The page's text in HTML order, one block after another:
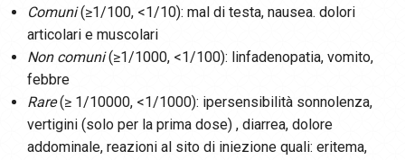
Comuni(≥1/100, <1/10): mal di testa, nausea. dolori
articolari e muscolari
Non comuni(≥1/1000, <1/100): linfadenopatia, vomito,
febbre
Rare(≥ 1/10000, <1/1000): ipersensibilità sonnolenza,
vertigini (solo per la prima dose) , diarrea, dolore
addominale, reazioni al sito di iniezione quali: eritema,